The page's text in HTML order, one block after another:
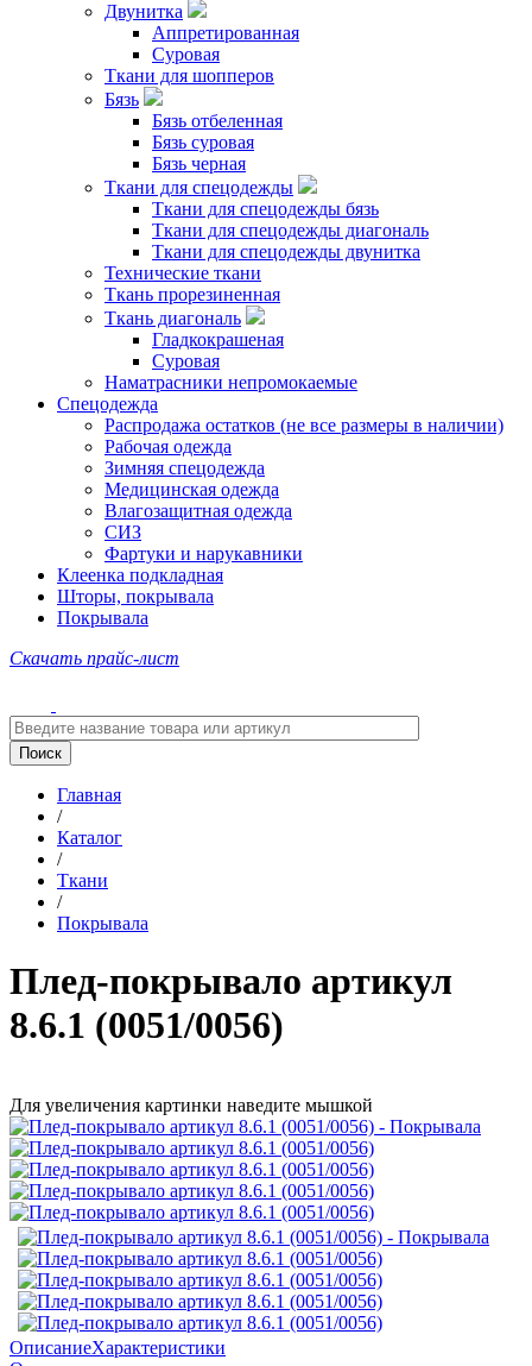
Двунитка
Аппретированная
Суровая
Ткани для шопперов
Бязь
Бязь отбеленная
Бязь суровая
Бязь черная
Ткани для спецодежды
Ткани для спецодежды бязь
Ткани для спецодежды диагональ
Ткани для спецодежды двунитка
Технические ткани
Ткань прорезиненная
Ткань диагональ
Гладкокрашеная
Суровая
Наматрасники непромокаемые
Спецодежда
Распродажа остатков (не все размеры в наличии)
Рабочая одежда
Зимняя спецодежда
Медицинская одежда
Влагозащитная одежда
СИЗ
Фартуки и нарукавники
Клеенка подкладная
Шторы, покрывала
Покрывала
Скачать прайс-лист
Главная
/
Каталог
/
Ткани
/
Покрывала
Плед-покрывало артикул
8.6.1 (0051/0056)
Для увеличения картинки наведите мышкой
ОписаниеХарактеристики